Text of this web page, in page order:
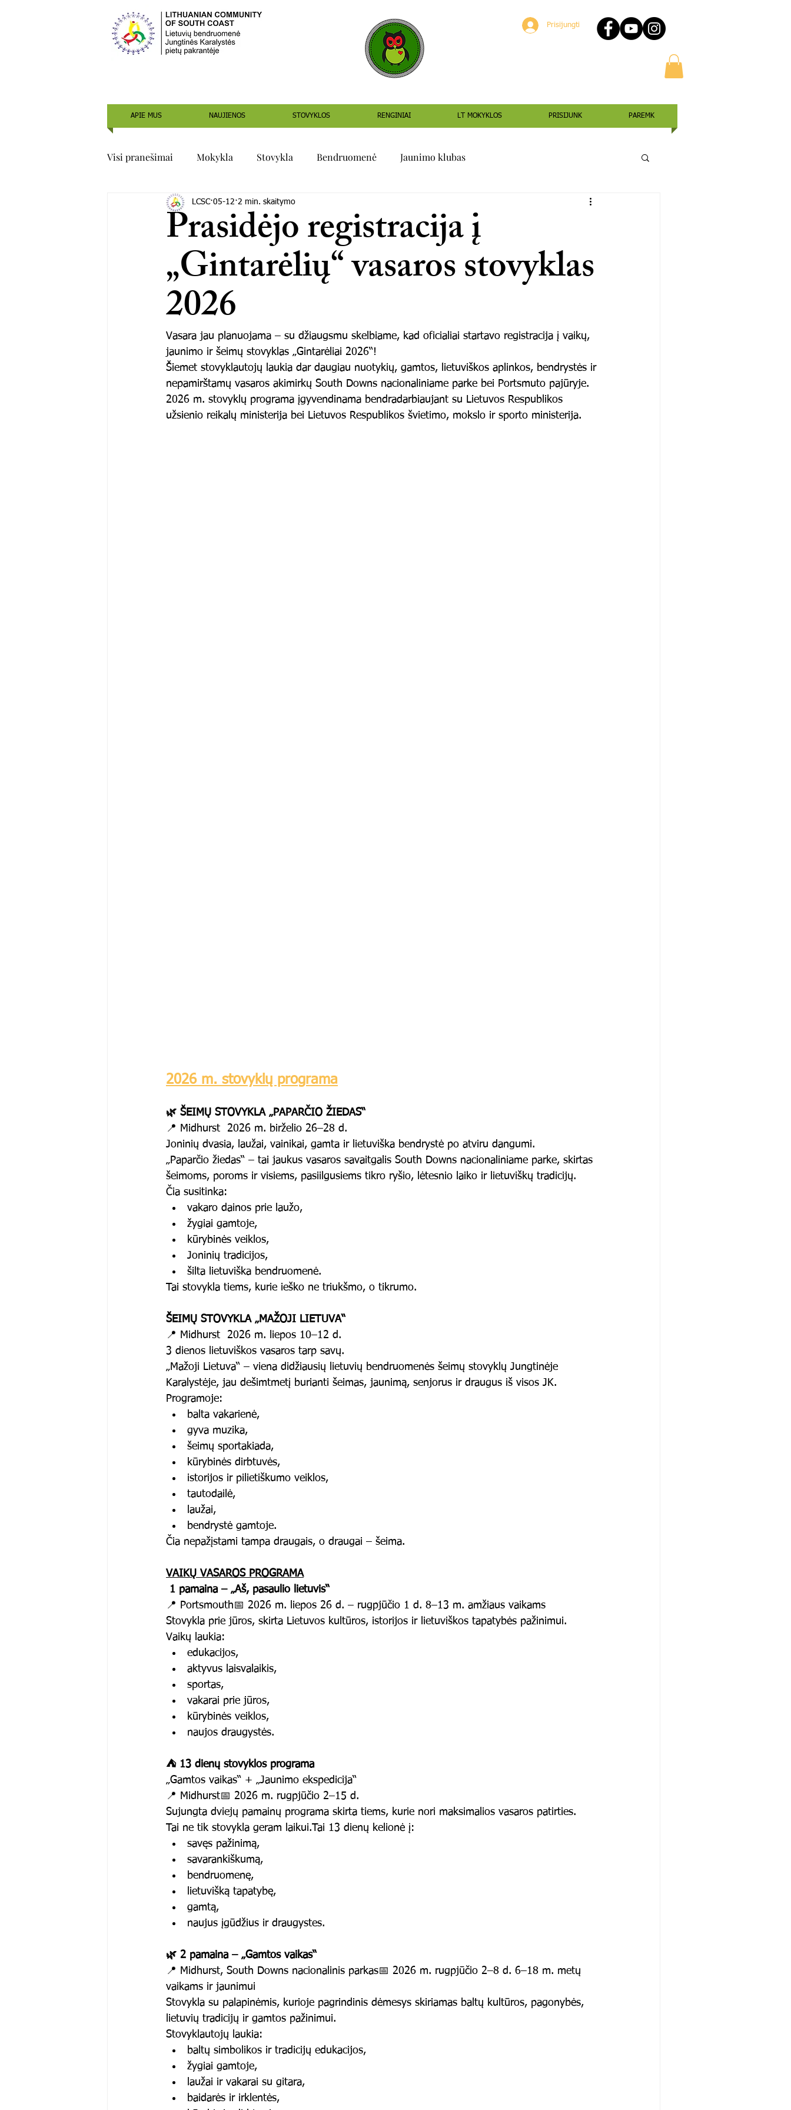
Prisijungti
APIE MUS NAUJIENOS STOVYKLOS RENGINIAI LT MOKYKLOS PRISIJUNK PAREMK
Visi pranešimai Mokykla Stovykla Bendruomenė Jaunimo klubas
Prasidėjo registracija į
„Gintarėlių“ vasaros stovyklas
2026
LCSC 05-12 2 min. skaitymo
Vasara jau planuojama – su džiaugsmu skelbiame, kad oficialiai startavo registracija į vaikų,
jaunimo ir šeimų stovyklas „Gintarėliai 2026“!
Šiemet stovyklautojų laukia dar daugiau nuotykių, gamtos, lietuviškos aplinkos, bendrystės ir
nepamirštamų vasaros akimirkų South Downs nacionaliniame parke bei Portsmuto pajūryje.
2026 m. stovyklų programa įgyvendinama bendradarbiaujant su Lietuvos Respublikos
užsienio reikalų ministerija bei Lietuvos Respublikos švietimo, mokslo ir sporto ministerija.
2026 m. stovyklų programa
🌿 ŠEIMŲ STOVYKLA „PAPARČIO ŽIEDAS“
📍 Midhurst  2026 m. birželio 26–28 d.
Joninių dvasia, laužai, vainikai, gamta ir lietuviška bendrystė po atviru dangumi.
„Paparčio žiedas“ – tai jaukus vasaros savaitgalis South Downs nacionaliniame parke, skirtas
šeimoms, poroms ir visiems, pasiilgusiems tikro ryšio, lėtesnio laiko ir lietuviškų tradicijų.
Čia susitinka:
vakaro dainos prie laužo,
žygiai gamtoje,
kūrybinės veiklos,
Joninių tradicijos,
šilta lietuviška bendruomenė.
Tai stovykla tiems, kurie ieško ne triukšmo, o tikrumo.
ŠEIMŲ STOVYKLA „MAŽOJI LIETUVA“
📍 Midhurst  2026 m. liepos 10–12 d.
3 dienos lietuviškos vasaros tarp savų.
„Mažoji Lietuva“ – viena didžiausių lietuvių bendruomenės šeimų stovyklų Jungtinėje
Karalystėje, jau dešimtmetį burianti šeimas, jaunimą, senjorus ir draugus iš visos JK.
Programoje:
balta vakarienė,
gyva muzika,
šeimų sportakiada,
kūrybinės dirbtuvės,
istorijos ir pilietiškumo veiklos,
tautodailė,
laužai,
bendrystė gamtoje.
Čia nepažįstami tampa draugais, o draugai – šeima.
VAIKŲ VASAROS PROGRAMA
1 pamaina – „Aš, pasaulio lietuvis“
📍 Portsmouth📅 2026 m. liepos 26 d. – rugpjūčio 1 d. 8–13 m. amžiaus vaikams
Stovykla prie jūros, skirta Lietuvos kultūros, istorijos ir lietuviškos tapatybės pažinimui.
Vaikų laukia:
edukacijos,
aktyvus laisvalaikis,
sportas,
vakarai prie jūros,
kūrybinės veiklos,
naujos draugystės.
⛺ 13 dienų stovyklos programa
„Gamtos vaikas“ + „Jaunimo ekspedicija“
📍 Midhurst📅 2026 m. rugpjūčio 2–15 d.
Sujungta dviejų pamainų programa skirta tiems, kurie nori maksimalios vasaros patirties.
Tai ne tik stovykla geram laikui.Tai 13 dienų kelionė į:
savęs pažinimą,
savarankiškumą,
bendruomenę,
lietuvišką tapatybę,
gamtą,
naujus įgūdžius ir draugystes.
🌿 2 pamaina – „Gamtos vaikas“
📍 Midhurst, South Downs nacionalinis parkas📅 2026 m. rugpjūčio 2–8 d. 6–18 m. metų
vaikams ir jaunimui
Stovykla su palapinėmis, kurioje pagrindinis dėmesys skiriamas baltų kultūros, pagonybės,
lietuvių tradicijų ir gamtos pažinimui.
Stovyklautojų laukia:
baltų simbolikos ir tradicijų edukacijos,
žygiai gamtoje,
laužai ir vakarai su gitara,
baidarės ir irklentės,